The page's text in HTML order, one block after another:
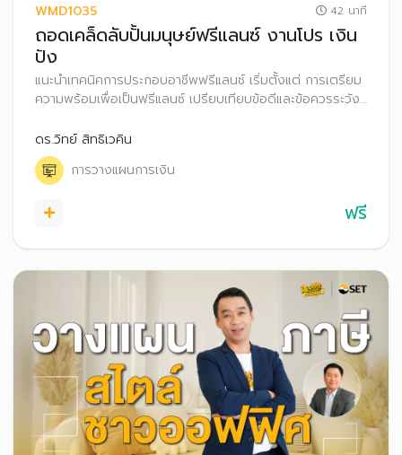
WMD1035 42 นาที
ถอดเคล็ดลับปั้นมนุษย์ฟรีแลนซ์ งานโปร เงิน
ปัง
แนะนำเทคนิคการประกอบอาชีพฟรีแลนซ์ เริ่มตั้งแต่ การเตรียม
ความพร้อมเพื่อเป็นฟรีแลนซ์ เปรียบเทียบข้อดีและข้อควรระวัง
ความสำเร็จ รวมถึงเทคนิคการบริหารจัดการเงินสำหรับอาชีพ
ฟรีแลนซ์
ดร.วิทย์ สิทธิเวคิน
การวางแผนการเงิน
ฟรี